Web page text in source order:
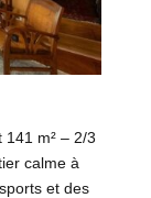
m² – 2/3
calme à
et des